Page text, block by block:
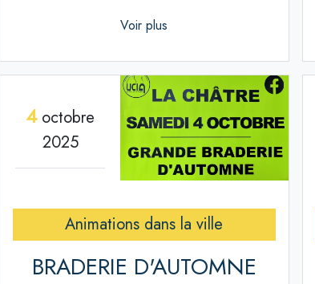
Voir plus
4octobre
2025
Animations dans la ville
BRADERIE D'AUTOMNE